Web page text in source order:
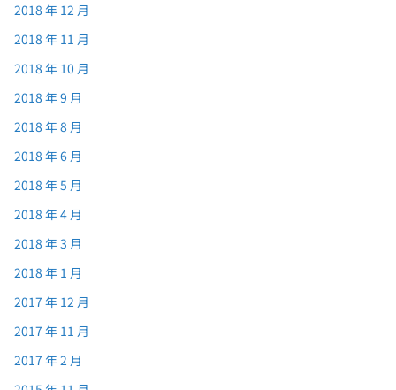
2018 年 12 月
2018 年 11 月
2018 年 10 月
2018 年 9 月
2018 年 8 月
2018 年 6 月
2018 年 5 月
2018 年 4 月
2018 年 3 月
2018 年 1 月
2017 年 12 月
2017 年 11 月
2017 年 2 月